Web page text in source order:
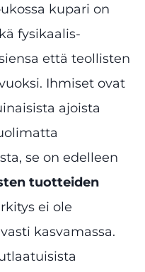
kupari on
fysikaalis-
että teollisten
Ihmiset ovat
ajoista
se on edelleen
tuotteiden
ei ole
kasvamassa.